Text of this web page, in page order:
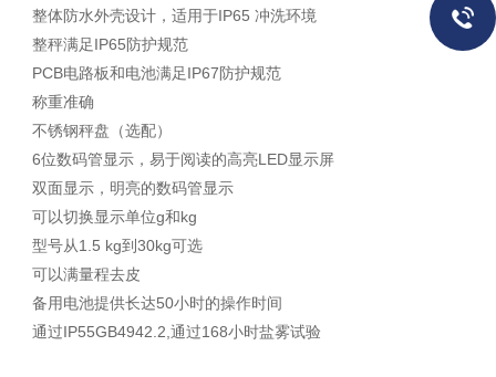
整体防水外壳设计，适用于IP65 冲洗环境
整秤满足IP65防护规范
PCB电路板和电池满足IP67防护规范
称重准确
不锈钢秤盘（选配）
6位数码管显示，易于阅读的高亮LED显示屏
双面显示，明亮的数码管显示
可以切换显示单位g和kg
型号从1.5 kg到30kg可选
可以满量程去皮
备用电池提供长达50小时的操作时间
通过IP55GB4942.2,通过168小时盐雾试验